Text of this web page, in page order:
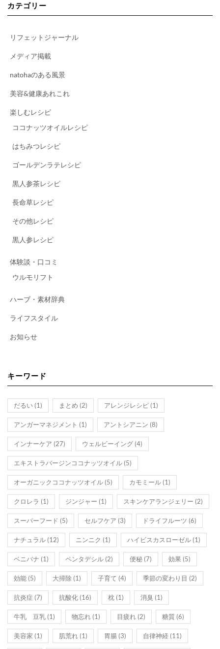
カテゴリー
リフェットジャーナル
メディア掲載
natohaのある風景
美容&健康あれこれ
楽しむレシピ
ココナッツオイルレシピ
はちみつレシピ
ゴールデンラテレシピ
黒人参茶レシピ
長命草レシピ
その他レシピ
黒人参レシピ
体験談・口コミ
ウルモリフト
ハーブ・素材辞典
ライフスタイル
お知らせ
キーワード
だるい (1) まとめ (2) アレンジレシピ (1)
アンガーマネジメント (1) アントシアニン (8)
インナーケア (27) ウェルビーイング (4)
エキストラバージンココナッツオイル (5)
オーガニックココナッツオイル (5) カモミール (1)
クロレラ (1) ジンジャー (1) スキンケアランジェリー (2)
スーパーフード (5) セルフケア (3) ドライフルーツ (6)
ナチュラル (12) ニンニク (1) ハイビスカスローゼル (1)
ベニバナ (1) ペンタデシル (2) 便秘 (7) 効果 (5)
効能 (5) 大掃除 (1) 子育て (4) 季節の変わり目 (2)
抗炎症 (7) 抗酸化 (16) 枕 (1) 消臭 (1)
牛乳 豆乳 (1) 物忘れ (1) 目疲れ (2) 糖質 (6)
美容家 (1) 肌荒れ (1) 胃腸 (3) 自律神経 (11)